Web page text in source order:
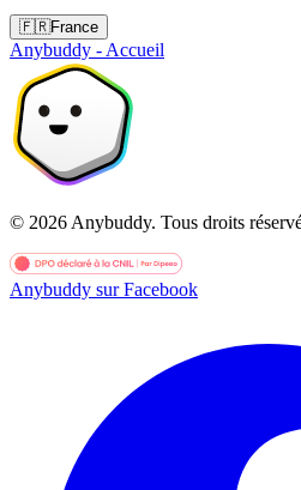
🇫🇷France
Anybuddy - Accueil
© 2026 Anybuddy. Tous droits
Anybuddy sur Facebook